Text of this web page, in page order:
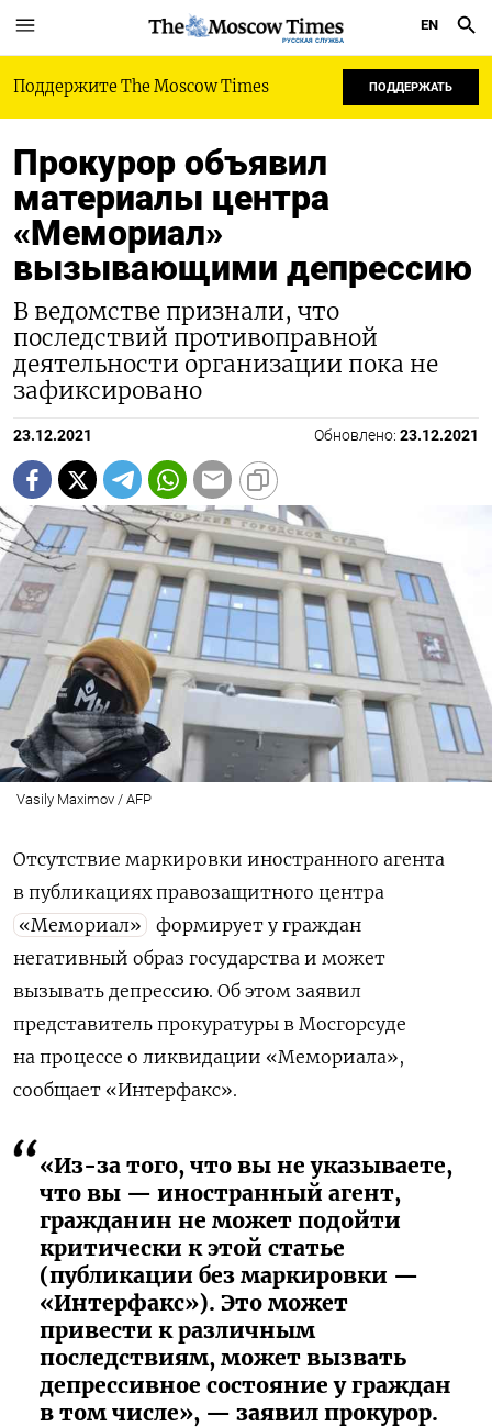
РУССКАЯ СЛУЖБА
EN
Поддержите The Moscow Times ПОДДЕРЖАТЬ
Прокурор объявил
материалы центра
«Мемориал»
вызывающими депрессию
В ведомстве признали, что
последствий противоправной
деятельности организации пока не
зафиксировано
23.12.2021 Обновлено: 23.12.2021
Vasily Maximov / AFP
Отсутствие маркировки иностранного агента
в публикациях правозащитного центра
«Мемориал»
формирует у граждан
негативный образ государства и может
вызывать депрессию. Об этом заявил
представитель прокуратуры в Мосгорсуде
на процессе о ликвидации «Мемориала»,
сообщает «Интерфакс».
«Из-за того, что вы не указываете,
что вы — иностранный агент,
гражданин не может подойти
критически к этой статье
(публикации без маркировки —
«Интерфакс»). Это может
привести к различным
последствиям, может вызвать
депрессивное состояние у граждан
в том числе», — заявил прокурор.